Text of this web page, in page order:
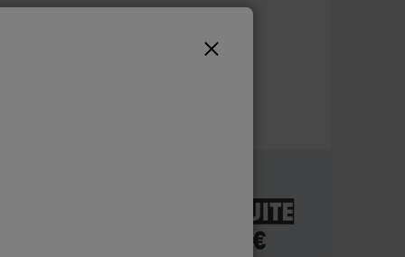
Commandez et retirez 1h après - offert